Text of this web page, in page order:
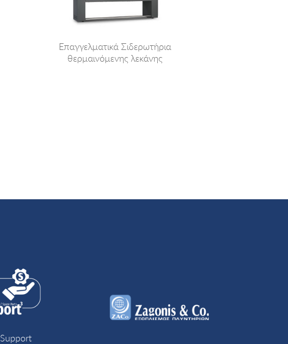
Επαγγελματικά Σιδερωτήρια
θερμαινόμενης λεκάνης